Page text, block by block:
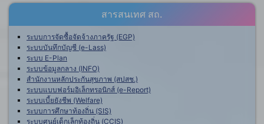
สารสนเทศ สถ.
ระบบการจัดซื้อจัดจ้างภาครัฐ (EGP)
ระบบบันทึกบัญชี (e-Lass)
ระบบ E-Plan
ระบบข้อมูลกลาง (INFO)
สำนักงานหลักประกันสุขภาพ (สปสช.)
ระบบแบบฟอร์มอิเล็กทรอนิกส์ (e-Report)
ระบบเบี้ยยังชีพ (Welfare)
ระบบการศึกษาท้องถิ่น (SIS)
ระบบศูนย์เด็กเล็กท้องถิ่น (CCIS)